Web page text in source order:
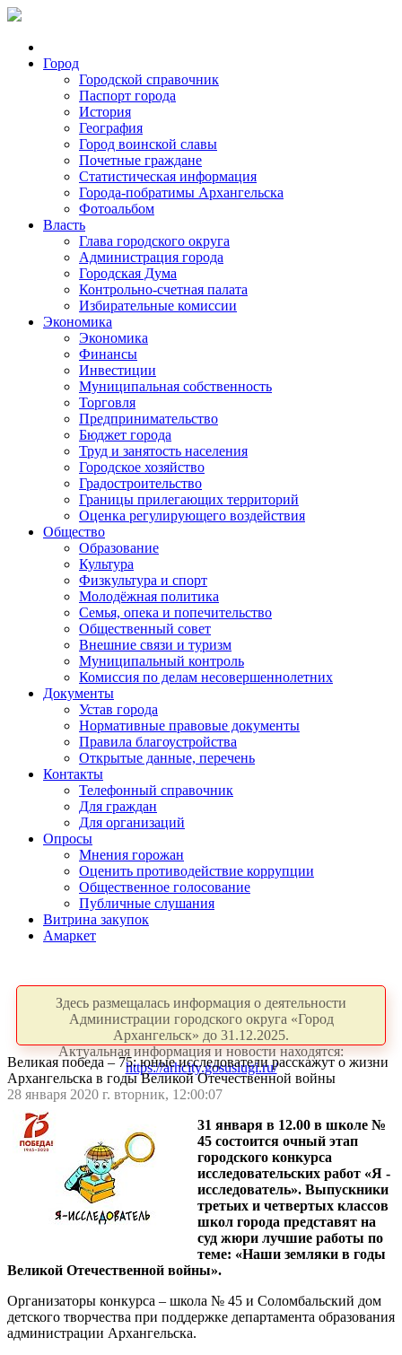
Город
Городской справочник
Паспорт города
История
География
Город воинской славы
Почетные граждане
Статистическая информация
Города-побратимы Архангельска
Фотоальбом
Власть
Глава городского округа
Администрация города
Городская Дума
Контрольно-счетная палата
Избирательные комиссии
Экономика
Экономика
Финансы
Инвестиции
Муниципальная собственность
Торговля
Предпринимательство
Бюджет города
Труд и занятость населения
Городское хозяйство
Градостроительство
Границы прилегающих территорий
Оценка регулирующего воздействия
Общество
Образование
Культура
Физкультура и спорт
Молодёжная политика
Семья, опека и попечительство
Общественный совет
Внешние связи и туризм
Муниципальный контроль
Комиссия по делам несовершеннолетних
Документы
Устав города
Нормативные правовые документы
Правила благоустройства
Открытые данные, перечень
Контакты
Телефонный справочник
Для граждан
Для организаций
Опросы
Мнения горожан
Оценить противодействие коррупции
Общественное голосование
Публичные слушания
Витрина закупок
Амаркет
Здесь размещалась информация о деятельности
Администрации городского округа «Город
Архангельск» до 31.12.2025.
Актуальная информация и новости находятся:
https://arhcity.gosuslugi.ru/
Великая победа – 75: юные исследователи расскажут о жизни
Архангельска в годы Великой Отечественной войны
28 января 2020 г. вторник, 12:00:07
31 января в 12.00 в школе №
45 состоится очный этап
городского конкурса
исследовательских работ «Я -
исследователь». Выпускники
третьих и четвертых классов
школ города представят на
суд жюри лучшие работы по
теме: «Наши земляки в годы
Великой Отечественной войны».
Организаторы конкурса – школа № 45 и Соломбальский дом
детского творчества при поддержке департамента образования
администрации Архангельска.